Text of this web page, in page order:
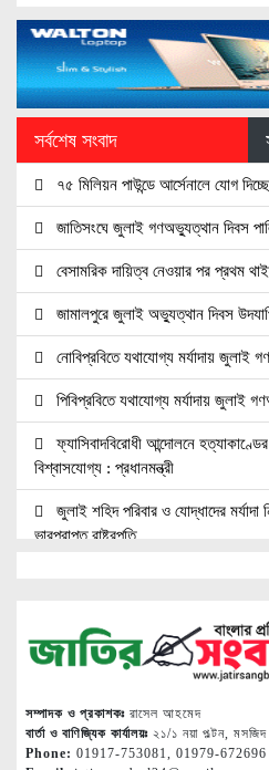
সর্বশেষ সংবাদ
৭৫ মিলিয়ন পাউন্ডে আর্সেনালে যোগ
জাতিসংঘে জুলাই গণঅভ্যুত্থান দিবস
বেসামরিক দায়িত্ব নেওয়ার পর প্রথম
জামালপুরে জুলাই অভ্যুত্থান দিবস
নোবিপ্রবিতে যথাযোগ্য মর্যাদায় জুলাই
পিবিপ্রবিতে যথাযোগ্য মর্যাদায় জুলাই
ফ্যাসিবাদবিরোধী আন্দোলনে
বিশ্বাসযোগ্য : প্রধানমন্ত্রী
জুলাই শহিদ পরিবার ও যোদ্ধাদের মর্যাদা
ভারপ্রাপ্ত রাষ্ট্রপতি
উচ্চশিক্ষার দ্বার খুলতে ‘ওভারসীজ
যাত্রা
সাপাহারে তুচ্ছ ঘটনায় দম্পতি কে
সম্পাদক ও প্রকাশকঃ রাসেল আহমেদ
বার্তা ও বাণিজ্যিক কার্যালয়ঃ ২১/১ নয়া পল্টন,
Phone: 01917-753081, 01979-672696